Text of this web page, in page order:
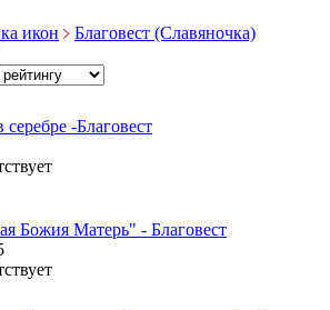
икон
Благовест (Славяночка)
-Благовест
Божия Матерь" - Благовест